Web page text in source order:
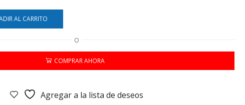
AL CARRITO
O
COMPRAR AHORA
Agregar a la lista de deseos